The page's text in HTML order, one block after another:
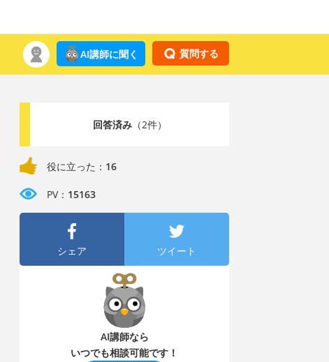
質問する
AI講師に聞く
回答済み（2件）
役に立った： 16
PV： 15163
シェア ツイート
AI講師なら
いつでも相談可能です！